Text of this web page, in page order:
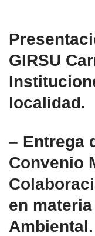
GIRSU
localidad.
– Entrega
Convenio
en